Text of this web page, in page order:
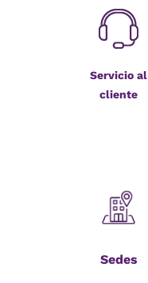
Servicio al
cliente
Sedes